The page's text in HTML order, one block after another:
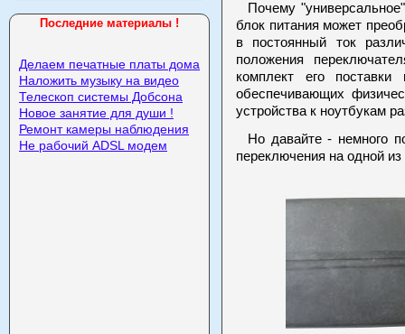
Последние материалы !
Делаем печатные платы дома
Наложить музыку на видео
Телескоп системы Добсона
Новое занятие для души !
Ремонт камеры наблюдения
Не рабочий ADSL модем
Почему
блок питания может
в постоянный ток
положения
комплект его поставки
обеспечивающих
устройства к ноутбукам
Но давайте - немного
переключения на одной